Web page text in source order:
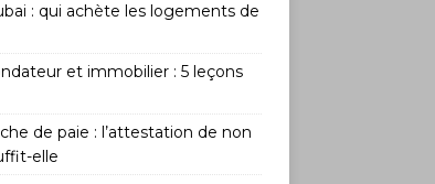
: qui achète les logements de
et immobilier : 5 leçons
de paie : l’attestation de non
elle